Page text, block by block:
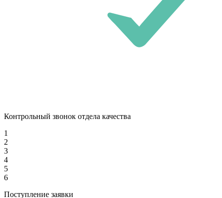
Контрольный звонок отдела качества
1
2
3
4
5
6
Поступление заявки